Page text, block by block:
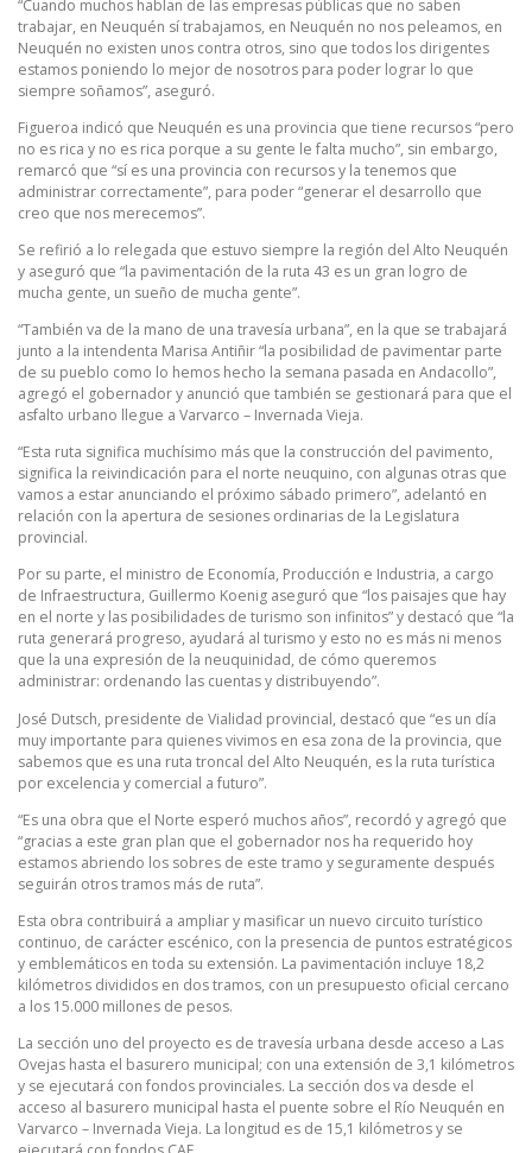
“Cuando muchos hablan de las empresas públicas que no saben
trabajar, en Neuquén sí trabajamos, en Neuquén no nos peleamos, en
Neuquén no existen unos contra otros, sino que todos los dirigentes
estamos poniendo lo mejor de nosotros para poder lograr lo que
siempre soñamos”, aseguró.
Figueroa indicó que Neuquén es una provincia que tiene recursos “pero
no es rica y no es rica porque a su gente le falta mucho”, sin embargo,
remarcó que “sí es una provincia con recursos y la tenemos que
administrar correctamente”, para poder “generar el desarrollo que
creo que nos merecemos”.
Se refirió a lo relegada que estuvo siempre la región del Alto Neuquén
y aseguró que “la pavimentación de la ruta 43 es un gran logro de
mucha gente, un sueño de mucha gente”.
“También va de la mano de una travesía urbana”, en la que se trabajará
junto a la intendenta Marisa Antiñir “la posibilidad de pavimentar parte
de su pueblo como lo hemos hecho la semana pasada en Andacollo”,
agregó el gobernador y anunció que también se gestionará para que el
asfalto urbano llegue a Varvarco – Invernada Vieja.
“Esta ruta significa muchísimo más que la construcción del pavimento,
significa la reivindicación para el norte neuquino, con algunas otras que
vamos a estar anunciando el próximo sábado primero”, adelantó en
relación con la apertura de sesiones ordinarias de la Legislatura
provincial.
Por su parte, el ministro de Economía, Producción e Industria, a cargo
de Infraestructura, Guillermo Koenig aseguró que “los paisajes que hay
en el norte y las posibilidades de turismo son infinitos” y destacó que “la
ruta generará progreso, ayudará al turismo y esto no es más ni menos
que la una expresión de la neuquinidad, de cómo queremos
administrar: ordenando las cuentas y distribuyendo”.
José Dutsch, presidente de Vialidad provincial, destacó que “es un día
muy importante para quienes vivimos en esa zona de la provincia, que
sabemos que es una ruta troncal del Alto Neuquén, es la ruta turística
por excelencia y comercial a futuro”.
“Es una obra que el Norte esperó muchos años”, recordó y agregó que
“gracias a este gran plan que el gobernador nos ha requerido hoy
estamos abriendo los sobres de este tramo y seguramente después
seguirán otros tramos más de ruta”.
Esta obra contribuirá a ampliar y masificar un nuevo circuito turístico
continuo, de carácter escénico, con la presencia de puntos estratégicos
y emblemáticos en toda su extensión. La pavimentación incluye 18,2
kilómetros divididos en dos tramos, con un presupuesto oficial cercano
a los 15.000 millones de pesos.
La sección uno del proyecto es de travesía urbana desde acceso a Las
Ovejas hasta el basurero municipal; con una extensión de 3,1 kilómetros
y se ejecutará con fondos provinciales. La sección dos va desde el
acceso al basurero municipal hasta el puente sobre el Río Neuquén en
Varvarco – Invernada Vieja. La longitud es de 15,1 kilómetros y se